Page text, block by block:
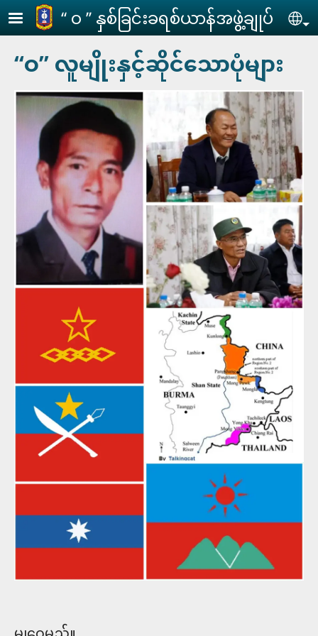
Skip to main content
‘‘ ဝ ’’ နှစ်ခြင်းခရစ်ယာန်အဖွဲ့ချုပ်
‘‘ဝ’’ လူမျိုးနှင့်ဆိုင်သောပုံများ